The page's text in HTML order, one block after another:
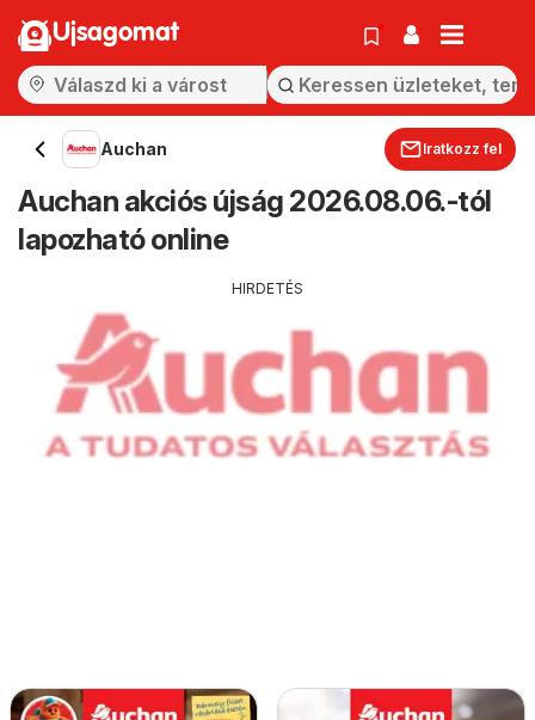
Ujsagomat
Auchan Iratkozz fel
Auchan akciós újság 2026.08.06.-tól
lapozható online
HIRDETÉS